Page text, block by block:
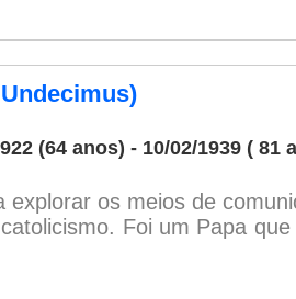
(64 anos) - 10/02/1939 ( 81
explorar os meios de
Foi um Papa